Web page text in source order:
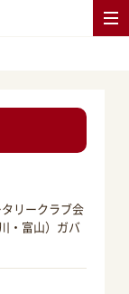
リークラブ会
・富山）ガバ